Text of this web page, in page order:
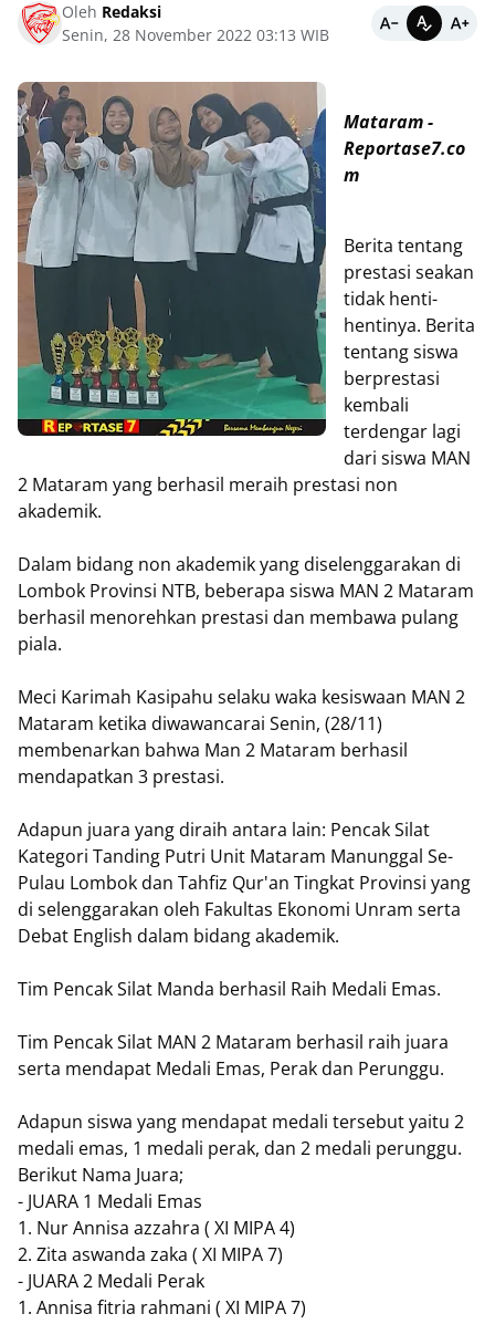
Oleh Redaksi
Senin, 28 November 2022 03:13 WIB
Mataram -
Reportase7.co
m
Berita tentang
prestasi seakan
tidak henti-
hentinya. Berita
tentang siswa
berprestasi
kembali
terdengar lagi
dari siswa MAN
2 Mataram yang berhasil meraih prestasi non
akademik.
Dalam bidang non akademik yang diselenggarakan di
Lombok Provinsi NTB, beberapa siswa MAN 2 Mataram
berhasil menorehkan prestasi dan membawa pulang
piala.
Meci Karimah Kasipahu selaku waka kesiswaan MAN 2
Mataram ketika diwawancarai Senin, (28/11)
membenarkan bahwa Man 2 Mataram berhasil
mendapatkan 3 prestasi.
Adapun juara yang diraih antara lain: Pencak Silat
Kategori Tanding Putri Unit Mataram Manunggal Se-
Pulau Lombok dan Tahfiz Qur'an Tingkat Provinsi yang
di selenggarakan oleh Fakultas Ekonomi Unram serta
Debat English dalam bidang akademik.
Tim Pencak Silat Manda berhasil Raih Medali Emas.
Tim Pencak Silat MAN 2 Mataram berhasil raih juara
serta mendapat Medali Emas, Perak dan Perunggu.
Adapun siswa yang mendapat medali tersebut yaitu 2
medali emas, 1 medali perak, dan 2 medali perunggu.
Berikut Nama Juara;
- JUARA 1 Medali Emas
1. Nur Annisa azzahra ( XI MIPA 4)
2. Zita aswanda zaka ( XI MIPA 7)
- JUARA 2 Medali Perak
1. Annisa fitria rahmani ( XI MIPA 7)